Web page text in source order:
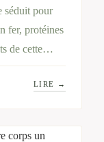
séduit pour
fer, protéines
de cette
LIRE →